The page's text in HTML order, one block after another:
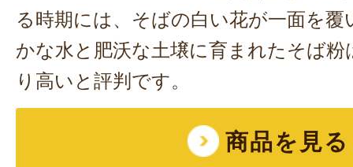
る時期には、そばの白い花が一面を
かな水と肥沃な土壌に育まれたそば
り高いと評判です。
商品を見る